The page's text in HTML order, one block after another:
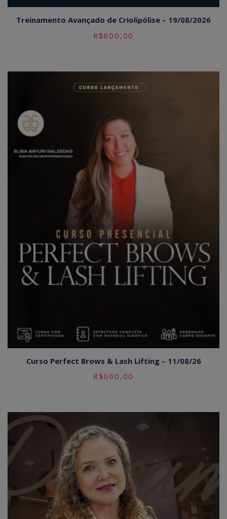
Treinamento Avançado de Criolipólise – 19/08/2026
R$600,00
Curso Perfect Brows & Lash Lifting – 11/08/26
R$660,00